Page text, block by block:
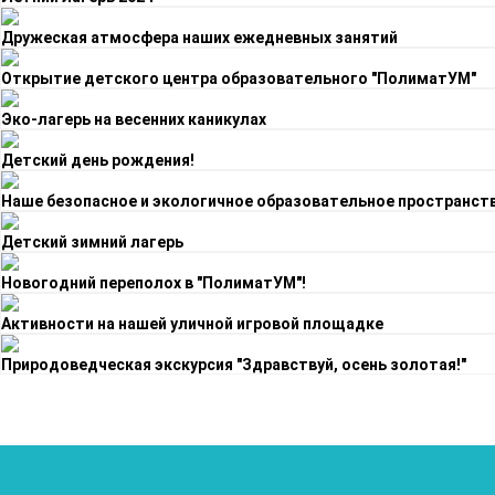
Дружеская атмосфера наших ежедневных занятий
Открытие детского центра образовательного "ПолиматУМ"
Эко-лагерь на весенних каникулах
Детский день рождения!
Наше безопасное и экологичное образовательное
Детский зимний лагерь
Новогодний переполох в "ПолиматУМ"!
Активности на нашей уличной игровой площадке
Природоведческая экскурсия "Здравствуй, осень золотая!"